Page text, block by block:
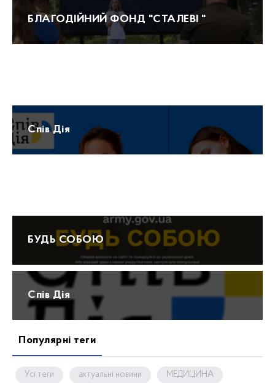
БЛАГОДІЙНИЙ ФОНД "СТАЛЕВІ "
Спів Дія
БУДЬ СОБОЮ
Спів Дія
Популярні теги
Усі теги актуальні новини МЕДИЦИНА